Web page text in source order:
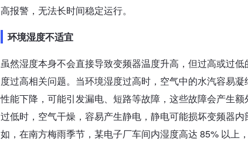
高报警，无法长时间稳定运行。
环境湿度不适宜
虽然湿度本身不会直接导致变频器温度升高，但过高或过
度过高相关问题。当环境湿度过高时，空气中的水汽容易
性能下降，可能引发漏电、短路等故障，这些故障会产生
过低时，空气干燥，容易产生静电，静电可能损坏变频器
如，在南方梅雨季节，某电子厂车间内湿度高达 85% 以